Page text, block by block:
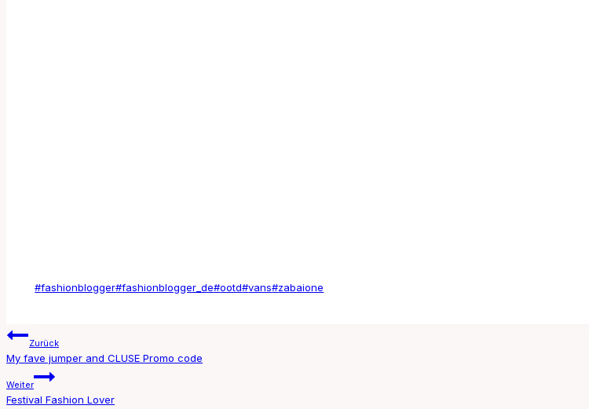
Schlagworte:
#fashionblogger#fashionblogger_de#ootd#vans#zabaione
Beitragsnavigation
Zurück
My fave jumper and CLUSE Promo code
Weiter
Festival Fashion Lover